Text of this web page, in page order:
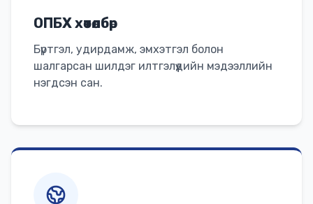
ОПБХ хөтөлбөр
Бүртгэл, удирдамж, эмхэтгэл болон
шалгарсан шилдэг илтгэлүүдийн мэдээллийн
нэгдсэн сан.